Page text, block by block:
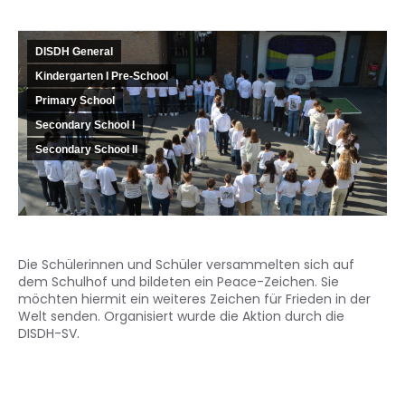
DISDH General
Kindergarten I Pre-School
Primary School
Secondary School I
Secondary School II
Die Schülerinnen und Schüler versammelten sich auf
dem Schulhof und bildeten ein Peace-Zeichen. Sie
möchten hiermit ein weiteres Zeichen für Frieden in der
Welt senden. Organisiert wurde die Aktion durch die
DISDH-SV.